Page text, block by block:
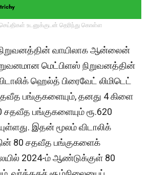
செய்திகள் உடனுக்குடன் தெரிந்து கொள்ள
வாயிலாக ஆன்லைன்
மெட்பிளஸ் நிறுவனத்தின்
ஹெல்த் பிரைவேட் லிமிடெட்
பங்குகளையும், தனது 4 கிளை
சதவீத பங்குகளையும் ரூ.620
இதன் மூலம் விடாலிக்
80 சதவீத பங்குகளைக்
2024-ம் ஆண்டுக்குள் 80